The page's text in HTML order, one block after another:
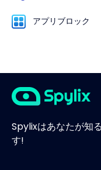
アプリブロック
Spylixはあなたが知
す!